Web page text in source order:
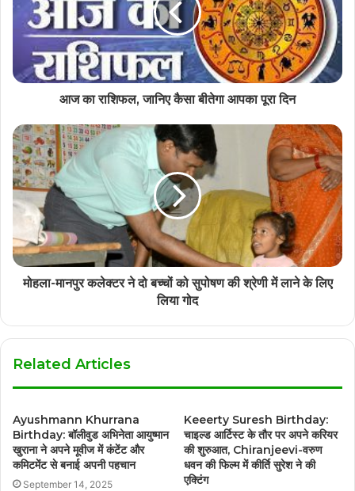
आज का राशिफल, जानिए कैसा बीतेगा आपका पूरा दिन
मोहला-मानपुर कलेक्टर ने दो बच्चों को सुपोषण की श्रेणी में लाने के लिए
लिया गोद
Related Articles
Ayushmann Khurrana
Birthday: बॉलीवुड अभिनेता आयुष्मान
खुराना ने अपने मूवीज में कंटेंट और
कमिटमेंट से बनाई अपनी पहचान
September 14, 2025
Keeerty Suresh Birthday:
चाइल्ड आर्टिस्ट के तौर पर अपने करियर
की शुरुआत, Chiranjeevi-वरुण
धवन की फिल्म में कीर्ति सुरेश ने की
एक्टिंग